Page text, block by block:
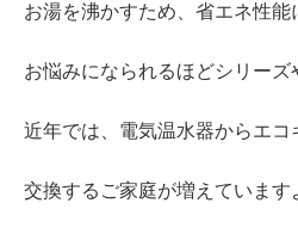
お湯を沸かすため、省エネ性能
お悩みになられるほどシリーズ
近年では、電気温水器からエコ
交換するご家庭が増えています